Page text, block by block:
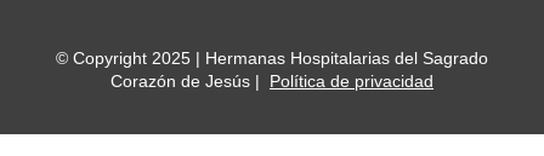
© Copyright 2025 | Hermanas Hospitalarias del Sagrado
Corazón de Jesús | Política de privacidad